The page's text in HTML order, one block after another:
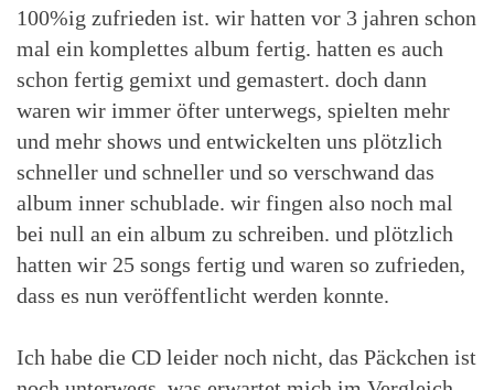
100%ig zufrieden ist. wir hatten vor 3 jahren schon
mal ein komplettes album fertig. hatten es auch
schon fertig gemixt und gemastert. doch dann
waren wir immer öfter unterwegs, spielten mehr
und mehr shows und entwickelten uns plötzlich
schneller und schneller und so verschwand das
album inner schublade. wir fingen also noch mal
bei null an ein album zu schreiben. und plötzlich
hatten wir 25 songs fertig und waren so zufrieden,
dass es nun veröffentlicht werden konnte.
Ich habe die CD leider noch nicht, das Päckchen ist